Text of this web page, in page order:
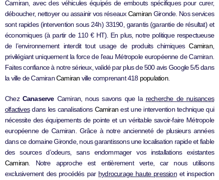
Camiran, avec des véhicules équipés de embouts spécifiques pour curer,
déboucher, nettoyer ou assainir vos réseauxCamiran Gironde. Nos services
sont rapides (intervention sous 24h) 33190, garantis (garantie de résultat) et
économiques (à partir de 110 € HT). En plus, notre politique respectueuse
de l’environnement interdit tout usage de produits chimiquesCamiran,
privilégiant uniquement la force de l’eau Métropole européenne de Camiran.
Faites confiance à notre sérieux, validé par plus de 500 avis Google 5/5 dans
la ville de CamiranCamiran ville comprenant 418 population.
Chez CanaserveCamiran, nous savons que la recherche de nuisances
olfactivesdans les canalisations Camiran est une intervention technique qui
nécessite des équipements de pointe et un véritable savoir-faire Métropole
européenne de Camiran. Grâce à notre ancienneté de plusieurs années
dans ce domaine Gironde, nous garantissons une localisation rapide et fiable
des sources d’odeurs, sans endommager vos installations existantes
Camiran. Notre approche est entièrement verte, car nous utilisons
exclusivement des procédés par hydrocurage haute pressionet inspection